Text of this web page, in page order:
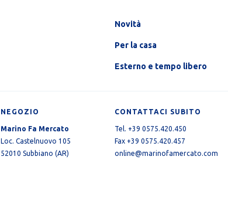
Novità
Per la casa
Esterno e tempo libero
NEGOZIO
Marino Fa Mercato
Loc. Castelnuovo 105
52010 Subbiano (AR)
CONTATTACI SUBITO
Tel. +39 0575.420.450
Fax +39 0575.420.457
online@marinofamercato.com